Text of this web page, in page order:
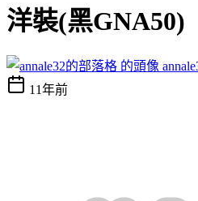
洋裝(黑GNA50)
11年前